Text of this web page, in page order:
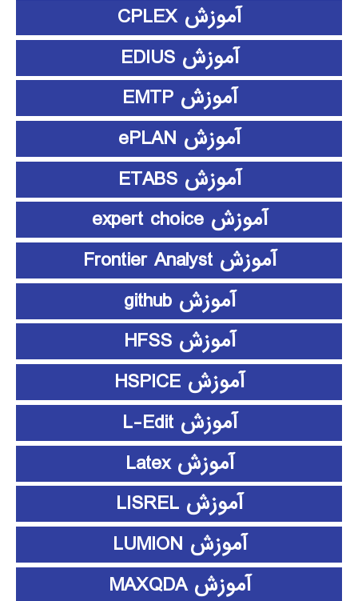
آموزش CPLEX
آموزش EDIUS
آموزش EMTP
آموزش ePLAN
آموزش ETABS
آموزش expert choice
آموزش Frontier Analyst
آموزش github
آموزش HFSS
آموزش HSPICE
آموزش L-Edit
آموزش Latex
آموزش LISREL
آموزش LUMION
آموزش MAXQDA